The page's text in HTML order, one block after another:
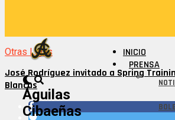
Águilas
Cibaeñas
INICIO
PRENSA
Otras Ligas
José Rodríguez invitado a Spring
Blancas